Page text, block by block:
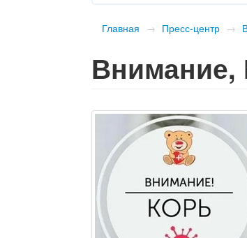
Главная → Пресс-центр →
Внимание,